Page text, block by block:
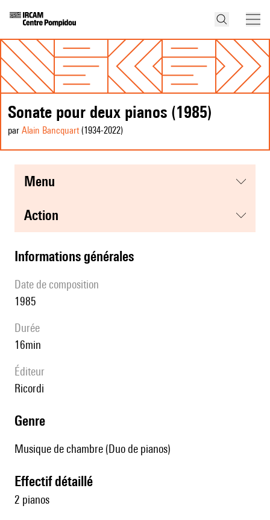
Sonate pour deux pianos (1985)
par Alain Bancquart(1934-2022)
menu
action
informations générales
date de composition
1985
durée
16min
éditeur
Ricordi
genre
Musique de chambre (Duo de pianos)
effectif détaillé
2 pianos